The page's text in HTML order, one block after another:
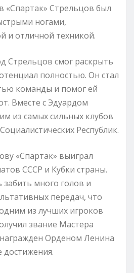
«Спартак» Стрельцов был
ногами,
и отличной техникой.
Стрельцов смог раскрыть
полностью. Он стал
команды и помог ей
Вместе с Эдуардом
из самых сильных клубов
Республик.
«Спартак» выиграл
СССР и Кубки страны.
забить много голов и
передач, что
из лучших игроков
звание Мастера
Орденом Ленина
достижения.